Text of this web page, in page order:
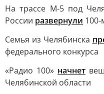
На трассе М-5 под
России развернули
Семья из Челябинска
федерального конкурса
«Радио 100» начнет
Челябинской области